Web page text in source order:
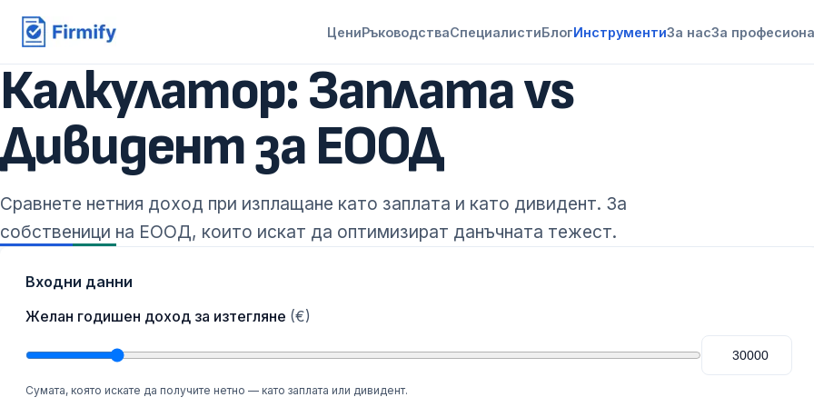
ЦениРъководстваСпециалистиБлогИнструментиЗа насЗа
Калкулатор: Заплата vs
Дивидент за ЕООД
Сравнете нетния доход при изплащане като заплата и като дивидент. За
собственици на ЕООД, които искат да оптимизират данъчната тежест.
Входни данни
Желан годишен доход за изтегляне (€)
Сумата, която искате да получите нетно — като заплата или дивидент.